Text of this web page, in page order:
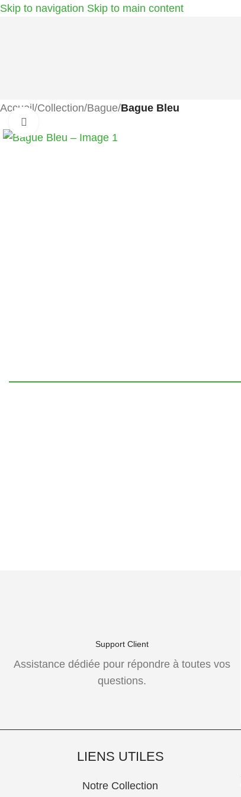
Skip to navigation Skip to main content
Accueil/Collection/Bague/Bague Bleu
Support Client
Assistance dédiée pour répondre à toutes vos
questions.
LIENS UTILES
Notre Collection